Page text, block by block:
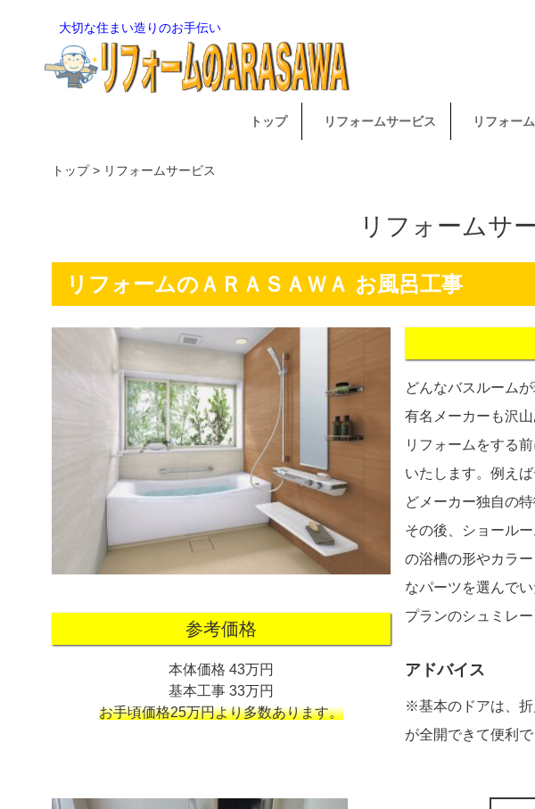
大切な住まい造りのお手伝い
トップ リフォームサービス リフォー
トップ> リフォームサービス
リフォームサ
リフォームのＡＲＡＳＡＷＡ お風呂工事
参考価格
本体価格 43万円
基本工事 33万円
お手頃価格25万円より多数あります。
どんなバスルーム
有名メーカーも沢
リフォームをする
いたします。例え
どメーカー独自の
その後、ショール
の浴槽の形やカラ
なパーツを選んでい
プランのシュミレ
アドバイス
※基本のドアは、折
が全開できて便利